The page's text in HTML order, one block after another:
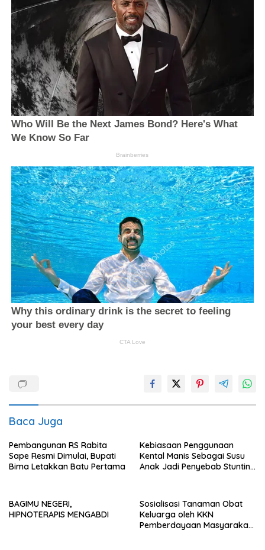
Baca Juga
Pembangunan RS Rabita
Sape Resmi Dimulai, Bupati
Bima Letakkan Batu Pertama
Kebiasaan Penggunaan
Kental Manis Sebagai Susu
Anak Jadi Penyebab Stunting
BAGIMU NEGERI,
HIPNOTERAPIS MENGABDI
Sosialisasi Tanaman Obat
Keluarga oleh KKN
Pemberdayaan Masyarakat